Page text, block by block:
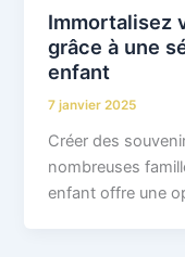
Immortalisez
grâce à une
enfant
7 janvier 2025
Créer des
nombreuses
enfant offre une